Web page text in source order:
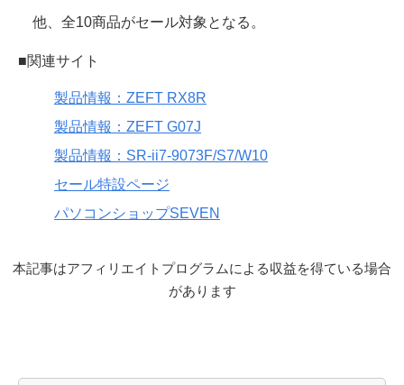
他、全10商品がセール対象となる。
■関連サイト
製品情報：ZEFT RX8R
製品情報：ZEFT G07J
製品情報：SR-ii7-9073F/S7/W10
セール特設ページ
パソコンショップSEVEN
本記事はアフィリエイトプログラムによる収益を得ている場合
があります